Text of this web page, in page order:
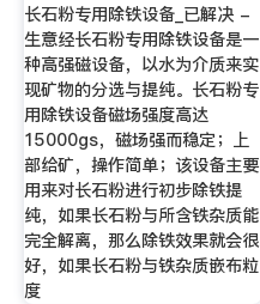
长石粉专用除铁设备_已解决 -
生意经长石粉专用除铁设备是一
种高强磁设备，以水为介质来实
现矿物的分选与提纯。长石粉专
用除铁设备磁场强度高达
15000gs，磁场强而稳定；上
部给矿，操作简单；该设备主要
用来对长石粉进行初步除铁提
纯，如果长石粉与所含铁杂质能
完全解离，那么除铁效果就会很
好，如果长石粉与铁杂质嵌布粒
度